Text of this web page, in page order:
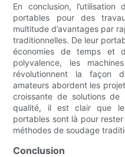
En conclusion,
portables pour des
multitude d’avantages par
traditionnelles. De leur
économies de temps et
polyvalence, les
révolutionnent la façon
amateurs abordent les
croissante de solutions
qualité, il est clair que
portables sont là pour
méthodes de soudage
Conclusion